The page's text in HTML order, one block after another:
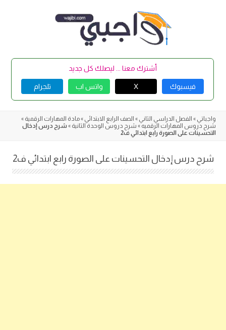
أشترك معنا ... ليصلك كل جديد
فيسبوك X واتس اب تلجرام
واجباتي » الفصل الدراسي الثاني » الصف الرابع الابتدائي »مادة المهارات الرقمية »
شرح دروس المهارات الرقميه » شرح دروس الوحدة الثانية » شرح درس إدخال
التحسينات على الصورة رابع ابتدائي ف2
شرح درس إدخال التحسينات على الصورة رابع ابتدائي ف2